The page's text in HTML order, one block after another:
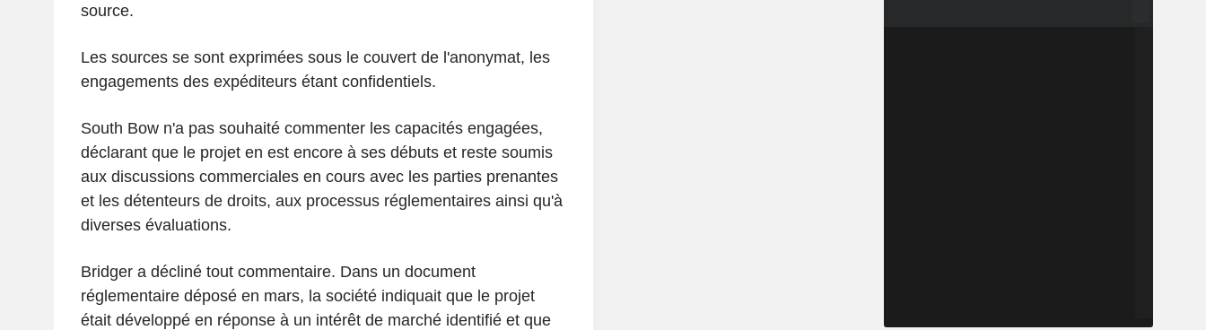
source.
Les sources se sont exprimées sous le couvert de l'anonymat, les
engagements des expéditeurs étant confidentiels.
South Bow n'a pas souhaité commenter les capacités engagées,
déclarant que le projet en est encore à ses débuts et reste soumis
aux discussions commerciales en cours avec les parties prenantes
et les détenteurs de droits, aux processus réglementaires ainsi qu'à
diverses évaluations.
Bridger a décliné tout commentaire. Dans un document
réglementaire déposé en mars, la société indiquait que le projet
était développé en réponse à un intérêt de marché identifié et que